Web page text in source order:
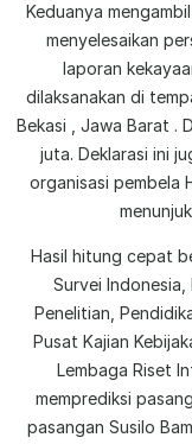
Keduanya
menyelesaikan
laporan
dilaksanakan di
Bekasi , Jawa Barat .
juta. Deklarasi ini
organisasi pembela
Hasil hitung cepat
Survei Indonesia,
Penelitian,
Pusat Kajian
Lembaga Riset
memprediksi
pasangan Susilo